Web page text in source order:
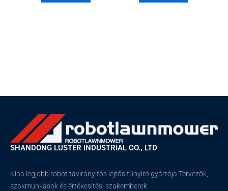
SHANDONG LUSTER INDUSTRIAL CO., LTD
Kína legjobb robot távirányítós lejtős fűnyíró gyártója.Tervezők,
szakmunkások és értékesítési szakemberek